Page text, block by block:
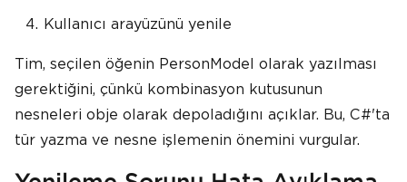
Kullanıcı arayüzünü yenile
Tim, seçilen öğenin PersonModel olarak yazılması
gerektiğini, çünkü kombinasyon kutusunun
nesneleri obje olarak depoladığını açıklar. Bu, C#'ta
tür yazma ve nesne işlemenin önemini vurgular.